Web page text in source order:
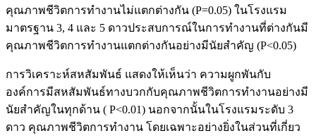
คุณภาพชีวิตการทำงานไม่แตกต่างกัน (P=0.05) ในโรงแรม
มาตรฐาน 3, 4 และ 5 ดาวประสบการณ์ในการทำงานที่ต่างกันมี
คุณภาพชีวิตการทำงานแตกต่างกันอย่างมีนัยสำคัญ (P<0.05)
การวิเคราะห์สหสัมพันธ์ แสดงให้เห็นว่า ความผูกพันกับ
องค์การมีสหสัมพันธ์ทางบวกกับคุณภาพชีวิตการทำงานอย่างมี
นัยสำคัญในทุกด้าน ( P<0.01) นอกจากนั้นในโรงแรมระดับ 3
ดาว คุณภาพชีวิตการทำงาน โดยเฉพาะอย่างยิ่งในส่วนที่เกี่ยว